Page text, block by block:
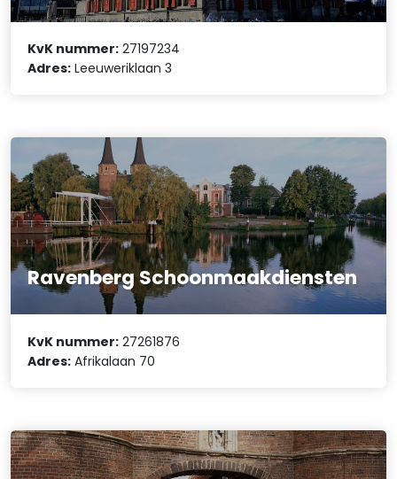
KvK nummer: 27197234
Adres: Leeuweriklaan 3
Ravenberg Schoonmaakdiensten
KvK nummer: 27261876
Adres: Afrikalaan 70